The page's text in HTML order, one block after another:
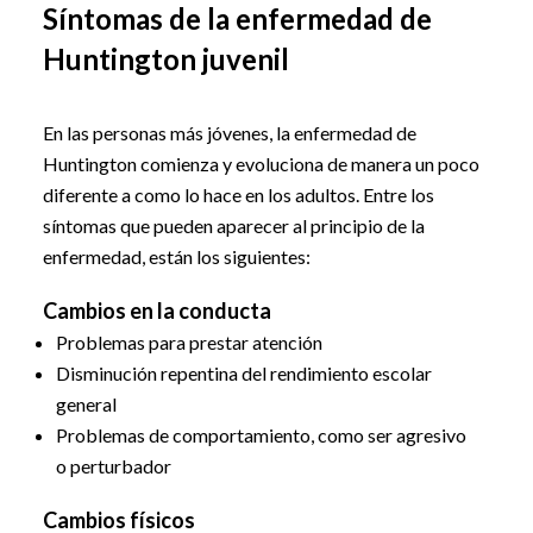
Síntomas de la enfermedad de
Huntington juvenil
En las personas más jóvenes, la enfermedad de
Huntington comienza y evoluciona de manera un poco
diferente a como lo hace en los adultos. Entre los
síntomas que pueden aparecer al principio de la
enfermedad, están los siguientes:
Cambios en la conducta
Problemas para prestar atención
Disminución repentina del rendimiento escolar
general
Problemas de comportamiento, como ser agresivo
o perturbador
Cambios físicos